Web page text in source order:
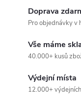
Doprava
Pro objednávky v
Vše máme
40.000+ kusů
Výdejní místa
12.000+